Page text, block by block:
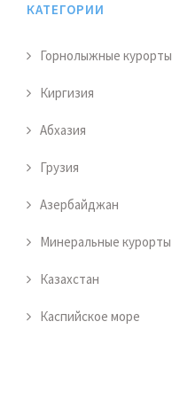
КАТЕГОРИИ
Горнолыжные курорты
Киргизия
Абхазия
Грузия
Азербайджан
Минеральные курорты
Казахстан
Каспийское море